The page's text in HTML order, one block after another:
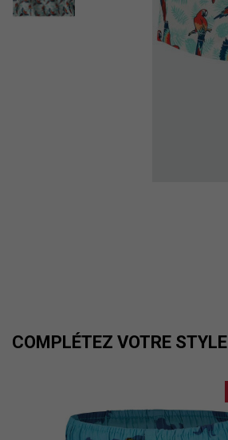
COMPLÉTEZ VOTRE STYLE